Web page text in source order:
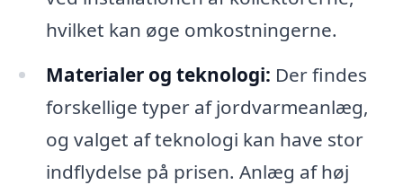
hvilket kan øge omkostningerne.
Materialer og teknologi: Der findes
forskellige typer af jordvarmeanlæg,
og valget af teknologi kan have stor
indflydelse på prisen. Anlæg af høj